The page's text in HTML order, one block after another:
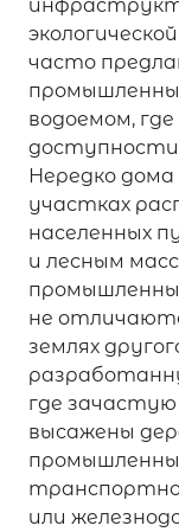
часто
водоемом,
доступности
Нередко
участках
населенных
и лесным
не
землях
где
высажены
или